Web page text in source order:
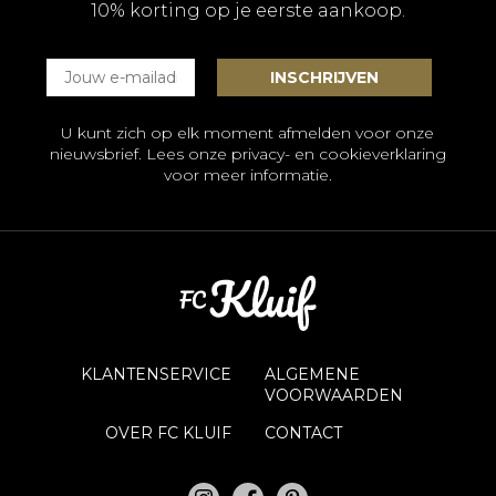
10% korting op je eerste aankoop.
U kunt zich op elk moment afmelden voor onze
nieuwsbrief. Lees onze privacy- en cookieverklaring
voor meer informatie.
KLANTENSERVICE
ALGEMENE
VOORWAARDEN
OVER FC KLUIF
CONTACT